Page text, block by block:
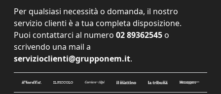
Per qualsiasi necessità o domanda, il nostro
servizio clienti è a tua completa disposizione.
Puoi contattarci al numero 02 89362545 o
scrivendo una mail a
servizioclienti@grupponem.it.